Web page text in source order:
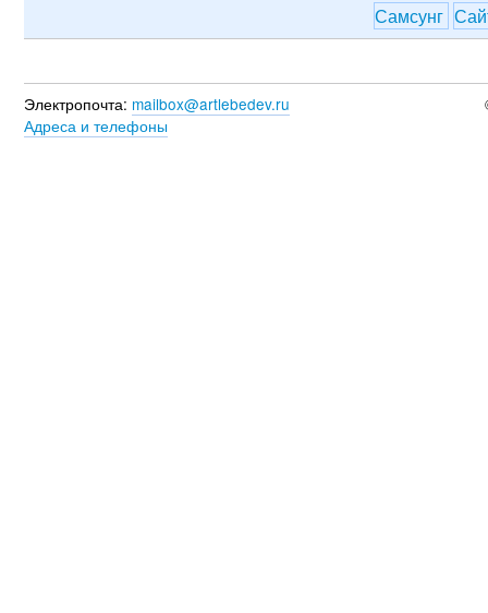
Самсунг
Электропочта: mailbox@artlebedev.ru
Адреса и телефоны